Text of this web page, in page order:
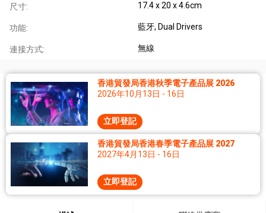
尺寸: 17.4 x 20 x 4.6cm
功能: 藍牙, Dual Drivers
連接方式: 無線
香港貿發局香港秋季電子產品展 2026
2026年10月13日 - 16日
立即登記
香港貿發局香港春季電子產品展 2027
2027年4月13日 - 16日
立即登記